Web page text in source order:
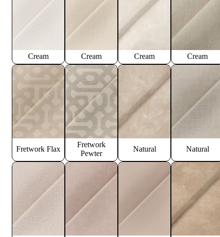
Cream Cream Cream Cream
Fretwork Flax
Fretwork
Pewter
Natural Natural